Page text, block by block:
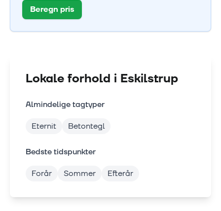
Beregn pris
Lokale forhold i Eskilstrup
Almindelige tagtyper
Eternit
Betontegl
Bedste tidspunkter
Forår
Sommer Efterår